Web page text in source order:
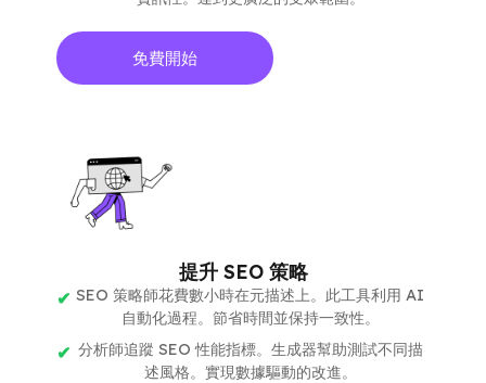
免費開始
提升 SEO 策略
SEO 策略師花費數小時在元描述上。此工具利用 AI
自動化過程。節省時間並保持一致性。
分析師追蹤 SEO 性能指標。生成器幫助測試不同描
述風格。實現數據驅動的改進。